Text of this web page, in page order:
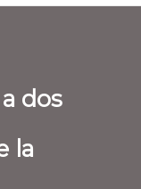
dos
la